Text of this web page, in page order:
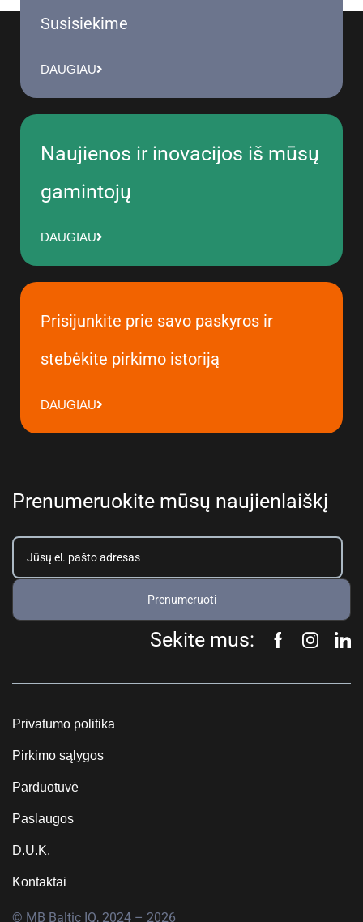
Susisiekime
DAUGIAU
Naujienos ir inovacijos iš mūsų
gamintojų
DAUGIAU
Prisijunkite prie savo paskyros ir
stebėkite pirkimo istoriją
DAUGIAU
Prenumeruokite mūsų naujienlaiškį
Prenumeruoti
Sekite mus:
Privatumo politika
Pirkimo sąlygos
Parduotuvė
Paslaugos
D.U.K.
Kontaktai
© MB Baltic IQ, 2024 – 2026